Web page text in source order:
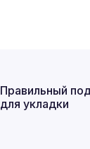
Правильный
для укладки